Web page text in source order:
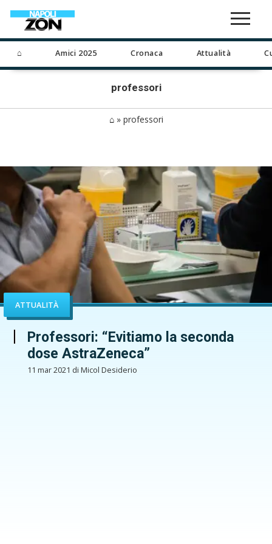
⌂ Amici 2025 Cronaca Attualità
professori
⌂» professori
ATTUALITÀ
Professori: “Evitiamo la seconda
dose AstraZeneca”
11 mar 2021 di Micol Desiderio